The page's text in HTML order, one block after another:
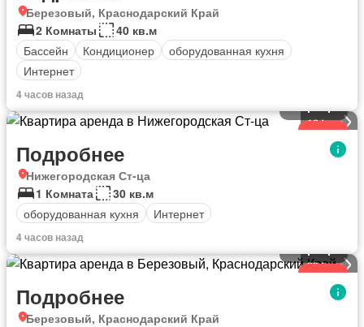
Березовый, Краснодарский Край
2 Комнаты
40 кв.м
Бассейн
Кондиционер
оборудованная кухня
Интернет
4 часов назад
16фото
Подробнее
Нижегородская Ст-ца
1 Комната
30 кв.м
оборудованная кухня
Интернет
4 часов назад
20фото
Подробнее
Березовый, Краснодарский Край